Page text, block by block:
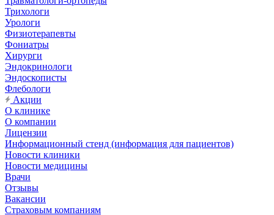
Трихологи
Урологи
Физиотерапевты
Фониатры
Хирурги
Эндокринологи
Эндоскописты
Флебологи
Акции
О клинике
О компании
Лицензии
Информационный стенд (информация для пациентов)
Новости клиники
Новости медицины
Врачи
Отзывы
Вакансии
Страховым компаниям